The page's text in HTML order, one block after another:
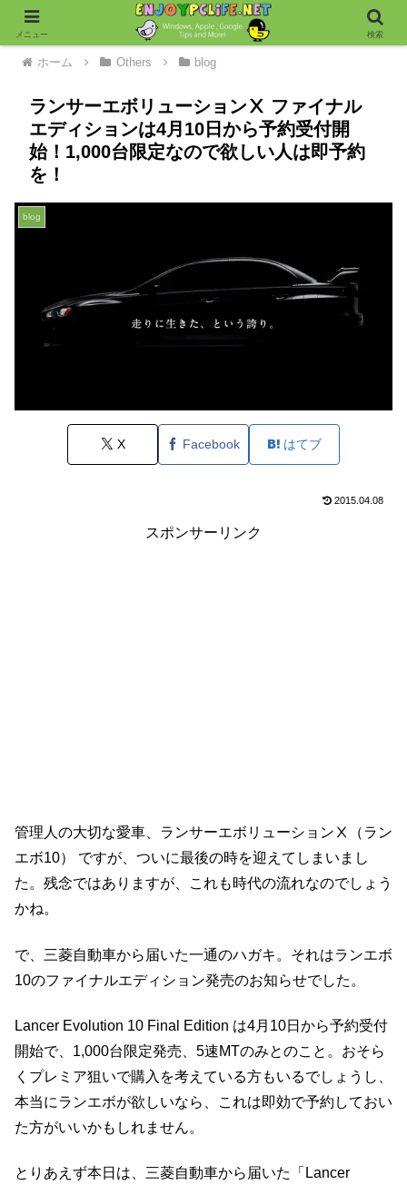
ホーム Others blog
ランサーエボリューションⅩ ファイナル
エディションは4月10日から予約受付開
始！1,000台限定なので欲しい人は即予約
を！
blog
X Facebook はてブ
2015.04.08
スポンサーリンク
管理人の大切な愛車、ランサーエボリューションⅩ（ラン
エボ10） ですが、ついに最後の時を迎えてしまいまし
た。残念ではありますが、これも時代の流れなのでしょう
かね。
で、三菱自動車から届いた一通のハガキ。それはランエボ
10のファイナルエディション発売のお知らせでした。
Lancer Evolution 10 Final Edition は4月10日から予約受付
開始で、1,000台限定発売、5速MTのみとのこと。おそら
くプレミア狙いで購入を考えている方もいるでしょうし、
本当にランエボが欲しいなら、これは即効で予約しておい
た方がいいかもしれません。
とりあえず本日は、三菱自動車から届いた「Lancer
メニュー 検索